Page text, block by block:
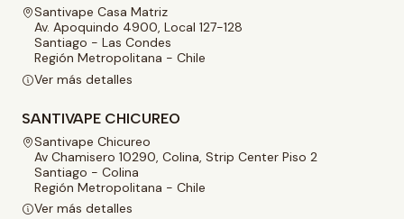
Santivape Casa Matriz
Av. Apoquindo 4900, Local 127-128
Santiago - Las Condes
Región Metropolitana - Chile
Ver más detalles
SANTIVAPE CHICUREO
Santivape Chicureo
Av Chamisero 10290, Colina, Strip Center Piso 2
Santiago - Colina
Región Metropolitana - Chile
Ver más detalles